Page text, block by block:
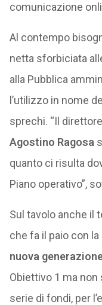
comunicazione
Al contempo
netta sforbiciata
alla Pubblica
l’utilizzo in nome
sprechi. “Il
Agostino Ragosa
quanto ci risulta
Piano operativo”,
Sul tavolo anche il
che fa il paio con la
nuova
Obiettivo 1 ma
serie di fondi, per